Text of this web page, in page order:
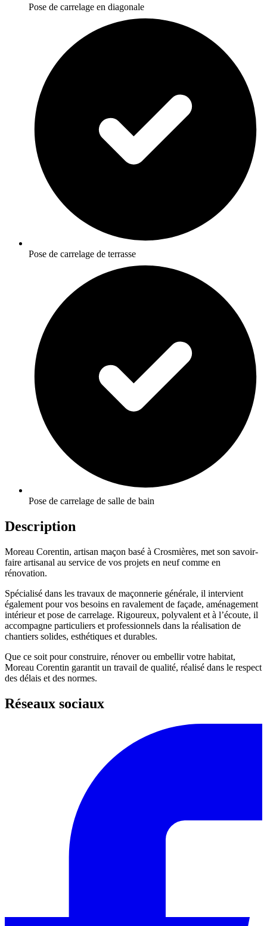
Pose de carrelage en diagonale
Pose de carrelage de terrasse
Pose de carrelage de salle de bain
Description
Moreau Corentin, artisan maçon basé à Crosmières, met son savoir-
faire artisanal au service de vos projets en neuf comme en
rénovation.
Spécialisé dans les travaux de maçonnerie générale, il intervient
également pour vos besoins en ravalement de façade, aménagement
intérieur et pose de carrelage. Rigoureux, polyvalent et à l’écoute, il
accompagne particuliers et professionnels dans la réalisation de
chantiers solides, esthétiques et durables.
Que ce soit pour construire, rénover ou embellir votre habitat,
Moreau Corentin garantit un travail de qualité, réalisé dans le respect
des délais et des normes.
Réseaux sociaux